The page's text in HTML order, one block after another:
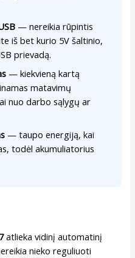
— nereikia rūpintis
iš bet kurio 5V šaltinio,
prievadą.
— kiekvieną kartą
matavimų
nuo darbo sąlygų ar
— taupo energiją, kai
todėl akumuliatorius
atlieka vidinį automatinį
nieko reguliuoti